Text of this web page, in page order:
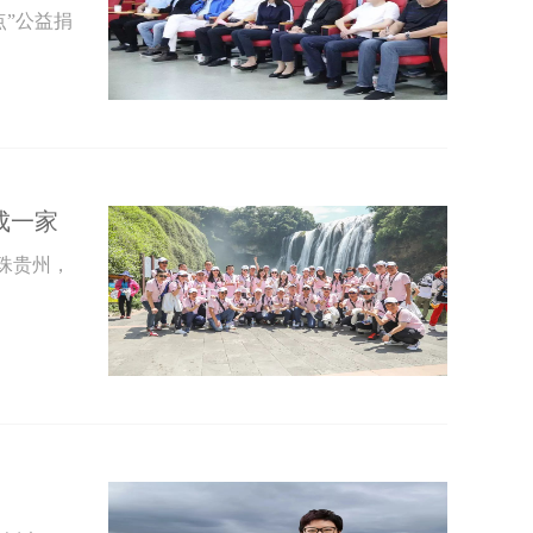
”公益捐
一家
贵州，